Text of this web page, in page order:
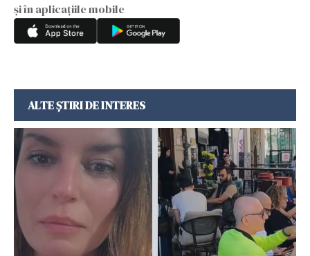
și în aplicațiile mobile
ALTE ȘTIRI DE INTERES